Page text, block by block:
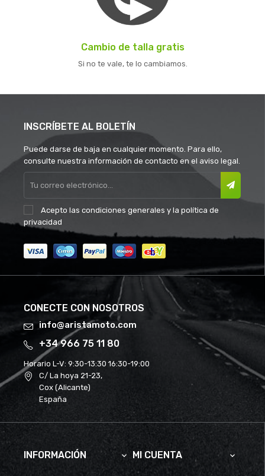
Cambio de talla gratis
Si no te vale, te lo cambiamos.
INSCRÍBETE AL BOLETÍN
Puede darse de baja en cualquier momento. Para ello,
consulte nuestra información de contacto en el aviso legal.
Acepto las condiciones generales y la política de
privacidad
CONECTE CON NOSOTROS
info@aristamoto.com
+34 966 75 11 80
Horario L-V: 9:30-13:30 16:30-19:00
C/ La hoya 21-23,
Cox (Alicante)
España
INFORMACIÓN  MI CUENTA 